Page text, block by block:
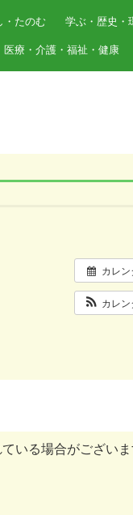
・たのむ 学ぶ・歴史・
医療・介護・福祉・健康
カレン
カレ
いる場合がござい